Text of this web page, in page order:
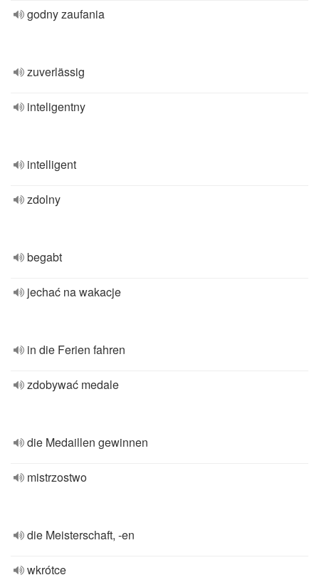
godny zaufania
zuverlässig
inteligentny
intelligent
zdolny
begabt
jechać na wakacje
in die Ferien fahren
zdobywać medale
die Medaillen gewinnen
mistrzostwo
die Meisterschaft, -en
wkrótce